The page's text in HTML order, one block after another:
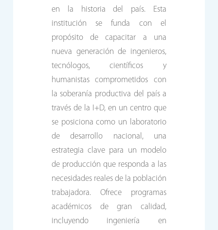
en la historia del país. Esta
institución se funda con el
propósito de capacitar a una
nueva generación de ingenieros,
tecnólogos, científicos y
humanistas comprometidos con
la soberanía productiva del país a
través de la I+D, en un centro que
se posiciona como un laboratorio
de desarrollo nacional, una
estrategia clave para un modelo
de producción que responda a las
necesidades reales de la población
trabajadora. Ofrece programas
académicos de gran calidad,
incluyendo ingeniería en